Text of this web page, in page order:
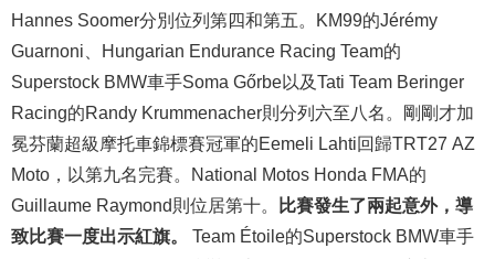
Hannes Soomer分別位列第四和第五。KM99的Jérémy
Guarnoni、Hungarian Endurance Racing Team的
Superstock BMW車手Soma Gőrbe以及Tati Team Beringer
Racing的Randy Krummenacher則分列六至八名。剛剛才加
冕芬蘭超級摩托車錦標賽冠軍的Eemeli Lahti回歸TRT27 AZ
Moto，以第九名完賽。National Motos Honda FMA的
Guillaume Raymond則位居第十。
比賽發生了兩起意外，導
致比賽一度出示紅旗。
Team Étoile的Superstock BMW車手